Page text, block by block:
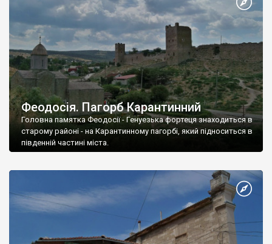
Феодосія. Пагорб Карантинний
Головна памятка Феодосії - Генуезька фортеця знаходиться в
старому районі - на Карантинному пагорбі, який підноситься в
південній частині міста.